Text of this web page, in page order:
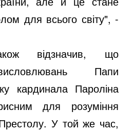
для всього світу", -
відзначив, що
Папи
кардинала Пароліна
для розуміння
Престолу. У той же час,